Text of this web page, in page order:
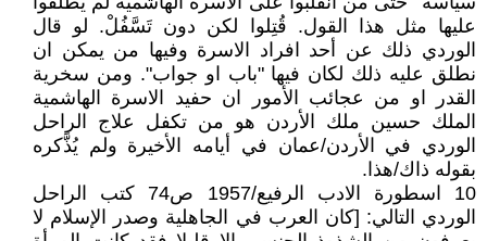
عليها مثل هذا القول. قُتِلوا لكن دون تَسَّفُلْ. لو قال
الوردي ذلك عن أحد افراد الاسرة وفيها من يمكن ان
نطلق عليه ذلك لكان فيها "باب او جواب". ومن سخرية
القدر او من عجائب الأمور ان حفيد الاسرة الهاشمية
الملك حسين ملك الأردن هو من تكفل علاج الراحل
الوردي في الأردن/عمان في أيامه الأخيرة ولم يُذَّكره
بقوله ذاك/هذا.
10 اسطورة الادب الرفيع/1957 ص74 كتب الراحل
الوردي التالي: [كان العرب في الجاهلية وصدر الإسلام لا